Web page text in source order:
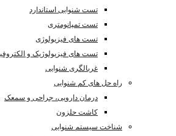
تست شنوایی استاندارد
تست تمپانومتری
تست های فیزیولوژی
تست های فیزیولوژیک و
غربالگری شنوایی
راه حل های کم شنوایی
درمان دارویی، جراحی و سمعک
کاشت حلزون
شناخت سیستم شنوایی